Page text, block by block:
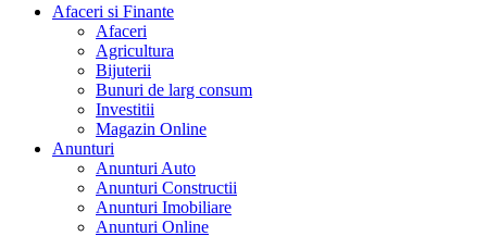
Afaceri si Finante
Afaceri
Agricultura
Bijuterii
Bunuri de larg consum
Investitii
Magazin Online
Anunturi
Anunturi Auto
Anunturi Constructii
Anunturi Imobiliare
Anunturi Online